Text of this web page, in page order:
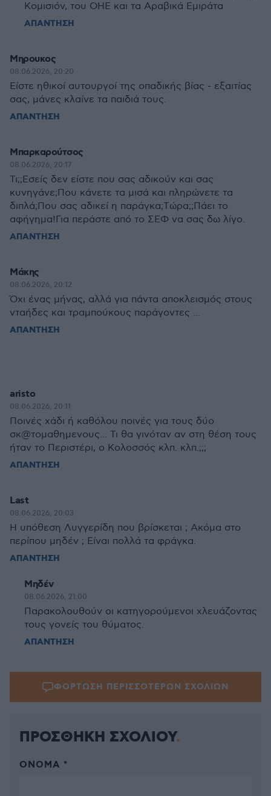
Κομισιόν, του ΟΗΕ και τα Αραβικά Εμιράτα
ΑΠΑΝΤΗΣΗ
Μηρουκος
08.06.2026, 20:20
Είστε ηθικοί αυτουργοί της οπαδικής βίας - εξαιτίας
σας, μάνες κλαίνε τα παιδιά τους.
ΑΠΑΝΤΗΣΗ
Μπαρκαρούτσος
08.06.2026, 20:17
Τι;;Εσείς δεν είστε που σας αδικούν και σας
κυνηγάνε;Που κάνετε τα μισά και πληρώνετε τα
διπλά;Που σας αδικεί η παράγκα;Tώρα;;Πάει το
αφήγημα!Για περάστε από το ΣΕΦ να σας δω λίγο.
ΑΠΑΝΤΗΣΗ
Μάκης
08.06.2026, 20:12
Όχι ένας μήνας, αλλά για πάντα αποκλεισμός στους
νταήδες και τραμπούκους παράγοντες ...
ΑΠΑΝΤΗΣΗ
aristo
08.06.2026, 20:11
Ποινές χάδι ή καθόλου ποινές για τους δύο
σκ@τομαθημενους... Τι θα γινόταν αν στη θέση τους
ήταν το Περιστέρι, ο Κολοσσός κλπ. κλπ.;;;
ΑΠΑΝΤΗΣΗ
Last
08.06.2026, 20:03
Η υπόθεση Λυγγερίδη που βρίσκεται ; Ακόμα στο
περίπου μηδέν ; Είναι πολλά τα φράγκα.
ΑΠΑΝΤΗΣΗ
Μηδέν
08.06.2026, 21:00
Παρακολουθούν οι κατηγορούμενοι χλευάζοντας
τους γονείς του θύματος.
ΑΠΑΝΤΗΣΗ
ΦΟΡΤΩΣΗ ΠΕΡΙΣΣΟΤΕΡΩΝ ΣΧΟΛΙΩΝ
ΠΡΟΣΘΗΚΗ ΣΧΟΛΙΟΥ
ΌΝΟΜΑ *